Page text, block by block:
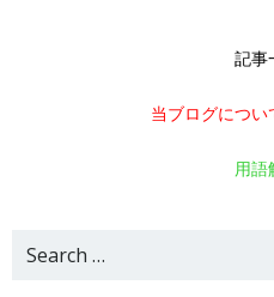
記事
当ブログについ
用語
Search